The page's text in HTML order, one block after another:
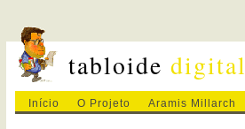
tabloidedigital
Início O Projeto Aramis Millarch